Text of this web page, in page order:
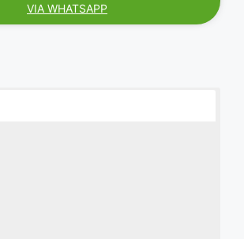
VIA WHATSAPP